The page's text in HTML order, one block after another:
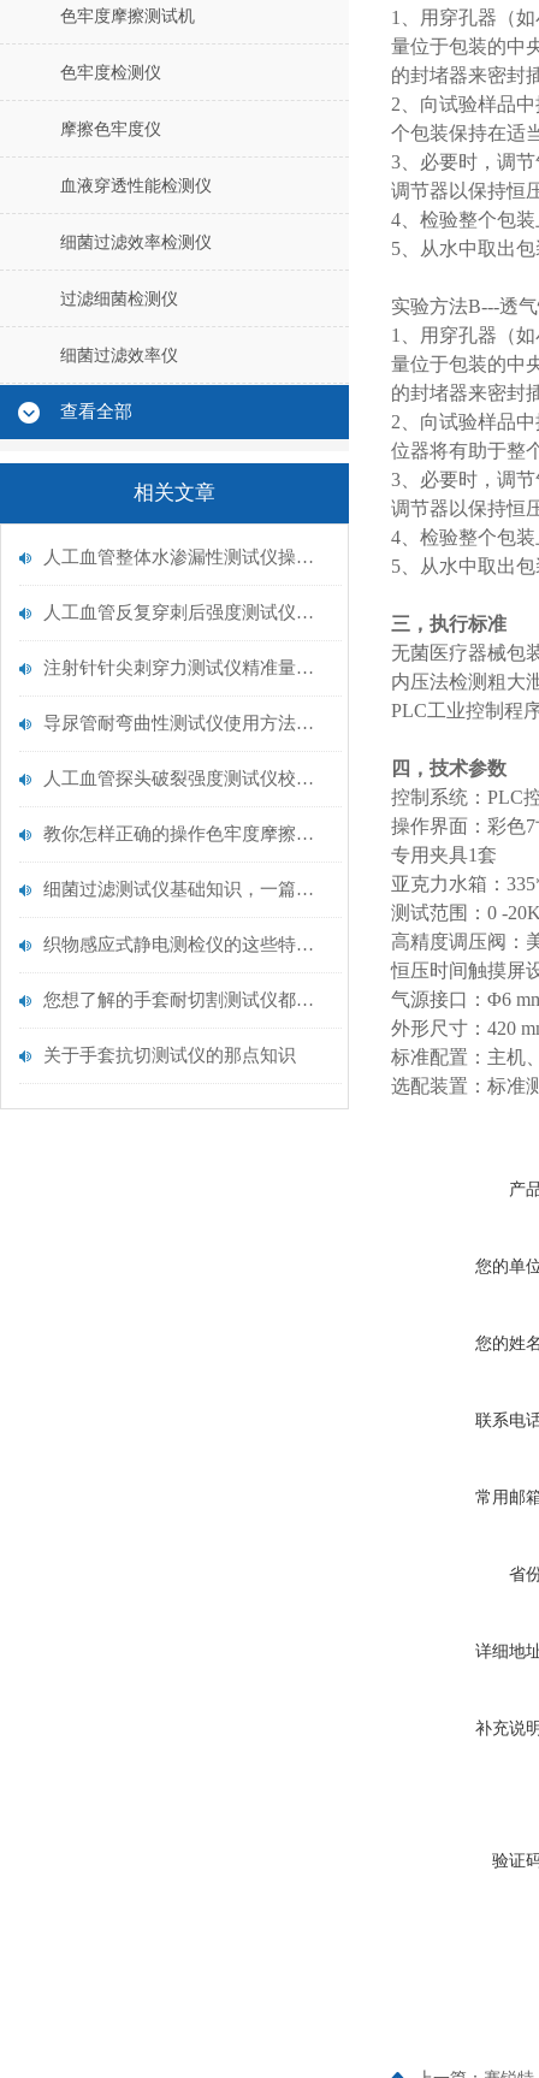
色牢度摩擦测试机
色牢度检测仪
摩擦色牢度仪
血液穿透性能检测仪
细菌过滤效率检测仪
过滤细菌检测仪
细菌过滤效率仪
查看全部
相关文章
人工血管整体水渗漏性测试仪操作中最容易出错的步骤
人工血管反复穿刺后强度测试仪是什么？透析患者的“生命管“质量靠它把关！
注射针针尖刺穿力测试仪精准量化针尖锋利度，构筑临床安全防线
导尿管耐弯曲性测试仪使用方法与操作规范
人工血管探头破裂强度测试仪校准规范：精准赋能医疗安全的技术基准
教你怎样正确的操作色牢度摩擦测试机
细菌过滤测试仪基础知识，一篇搞定
织物感应式静电测检仪的这些特点很少有人都知道
您想了解的手套耐切割测试仪都在这里了
关于手套抗切测试仪的那点知识
1、用穿孔器（
量位于包装的中
的封堵器来密封
2、向试验样品
个包装保持在适
3、必要时，调
调节器以保持恒
4、检验整个包
5、从水中取出
实验方法B---透
1、用穿孔器（
量位于包装的中
的封堵器来密封
2、向试验样品
位器将有助于整
3、必要时，调
调节器以保持恒
4、检验整个包
5、从水中取出
三，执行标准
无菌医疗器械包
内压法检测粗大
PLC工业控制程
四，技术参数
控制系统：PLC
操作界面：彩色
专用夹具1套
亚克力水箱：
测试范围：0 -
高精度调压阀：
恒压时间触摸屏
气源接口：Φ6
外形尺寸：420
标准配置：主机
选配装置：标准
产
您的单
您的姓
联系电
常用邮
省
详细地
补充说
验证